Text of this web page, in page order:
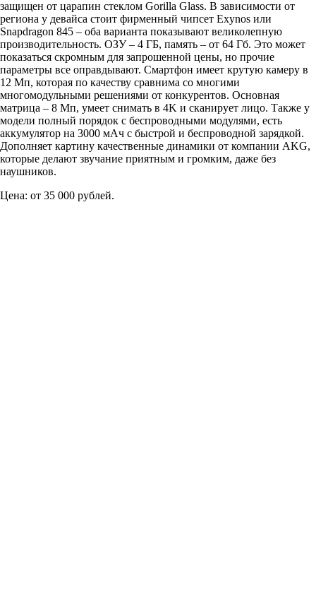
защищен от царапин стеклом Gorilla Glass. В зависимости от
региона у девайса стоит фирменный чипсет Exynos или
Snapdragon 845 – оба варианта показывают великолепную
производительность. ОЗУ – 4 ГБ, память – от 64 Гб. Это может
показаться скромным для запрошенной цены, но прочие
параметры все оправдывают. Смартфон имеет крутую камеру в
12 Мп, которая по качеству сравнима со многими
многомодульными решениями от конкурентов. Основная
матрица – 8 Мп, умеет снимать в 4K и сканирует лицо. Также у
модели полный порядок с беспроводными модулями, есть
аккумулятор на 3000 мАч с быстрой и беспроводной зарядкой.
Дополняет картину качественные динамики от компании AKG,
которые делают звучание приятным и громким, даже без
наушников.
Цена: от 35 000 рублей.